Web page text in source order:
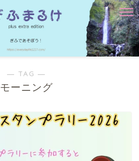
― TAG ―
モーニング